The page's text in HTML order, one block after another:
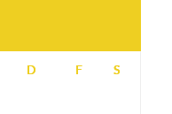
D F S